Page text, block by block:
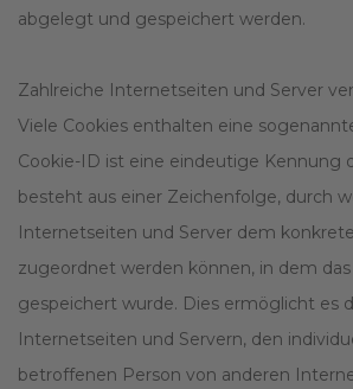
abgelegt und gespeichert werden.
Zahlreiche Internetseiten und Server
Viele Cookies enthalten eine
Cookie-ID ist eine eindeutige Kennung
besteht aus einer Zeichenfolge, durch
Internetseiten und Server dem
zugeordnet werden können, in dem das
gespeichert wurde. Dies ermöglicht es
Internetseiten und Servern, den
betroffenen Person von anderen